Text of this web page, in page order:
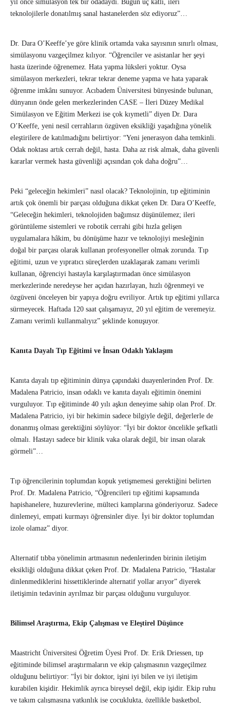
yıl önce simülasyon tek bir odadaydı. Bugün üç katlı, ileri
teknolojilerle donatılmış sanal hastanelerden söz ediyoruz”…
Dr. Dara O’Keeffe’ye göre klinik ortamda vaka sayısının sınırlı olması,
simülasyonu vazgeçilmez kılıyor. “Öğrenciler ve asistanlar her şeyi
hasta üzerinde öğrenemez. Hata yapma lüksleri yoktur. Oysa
simülasyon merkezleri, tekrar tekrar deneme yapma ve hata yaparak
öğrenme imkânı sunuyor. Acıbadem Üniversitesi bünyesinde bulunan,
dünyanın önde gelen merkezlerinden CASE – İleri Düzey Medikal
Simülasyon ve Eğitim Merkezi ise çok kıymetli” diyen Dr. Dara
O’Keeffe, yeni nesil cerrahların özgüven eksikliği yaşadığına yönelik
eleştirilere de katılmadığını belirtiyor: “Yeni jenerasyon daha temkinli.
Odak noktası artık cerrah değil, hasta. Daha az risk almak, daha güvenli
kararlar vermek hasta güvenliği açısından çok daha doğru”…
Peki “geleceğin hekimleri” nasıl olacak? Teknolojinin, tıp eğitiminin
artık çok önemli bir parçası olduğuna dikkat çeken Dr. Dara O’Keeffe,
“Geleceğin hekimleri, teknolojiden bağımsız düşünülemez; ileri
görüntüleme sistemleri ve robotik cerrahi gibi hızla gelişen
uygulamalara hâkim, bu dönüşüme hazır ve teknolojiyi mesleğinin
doğal bir parçası olarak kullanan profesyoneller olmak zorunda. Tıp
eğitimi, uzun ve yıpratıcı süreçlerden uzaklaşarak zamanı verimli
kullanan, öğrenciyi hastayla karşılaştırmadan önce simülasyon
merkezlerinde neredeyse her açıdan hazırlayan, hızlı öğrenmeyi ve
özgüveni önceleyen bir yapıya doğru evriliyor. Artık tıp eğitimi yıllarca
sürmeyecek. Haftada 120 saat çalışamayız, 20 yıl eğitim de veremeyiz.
Zamanı verimli kullanmalıyız” şeklinde konuşuyor.
Kanıta Dayalı Tıp Eğitimi ve İnsan Odaklı Yaklaşım
Kanıta dayalı tıp eğitiminin dünya çapındaki duayenlerinden Prof. Dr.
Madalena Patricio, insan odaklı ve kanıta dayalı eğitimin önemini
vurguluyor. Tıp eğitiminde 40 yılı aşkın deneyime sahip olan Prof. Dr.
Madalena Patricio, iyi bir hekimin sadece bilgiyle değil, değerlerle de
donanmış olması gerektiğini söylüyor: “İyi bir doktor öncelikle şefkatli
olmalı. Hastayı sadece bir klinik vaka olarak değil, bir insan olarak
görmeli”…
Tıp öğrencilerinin toplumdan kopuk yetişmemesi gerektiğini belirten
Prof. Dr. Madalena Patricio, “Öğrencileri tıp eğitimi kapsamında
hapishanelere, huzurevlerine, mülteci kamplarına gönderiyoruz. Sadece
dinlemeyi, empati kurmayı öğrensinler diye. İyi bir doktor toplumdan
izole olamaz” diyor.
Alternatif tıbba yönelimin artmasının nedenlerinden birinin iletişim
eksikliği olduğuna dikkat çeken Prof. Dr. Madalena Patricio, “Hastalar
dinlenmediklerini hissettiklerinde alternatif yollar arıyor” diyerek
iletişimin tedavinin ayrılmaz bir parçası olduğunu vurguluyor.
Bilimsel Araştırma, Ekip Çalışması ve Eleştirel Düşünce
Maastricht Üniversitesi Öğretim Üyesi Prof. Dr. Erik Driessen, tıp
eğitiminde bilimsel araştırmaların ve ekip çalışmasının vazgeçilmez
olduğunu belirtiyor: “İyi bir doktor, işini iyi bilen ve iyi iletişim
kurabilen kişidir. Hekimlik ayrıca bireysel değil, ekip işidir. Ekip ruhu
ve takım çalışmasına yatkınlık ise çocuklukta, özellikle basketbol,